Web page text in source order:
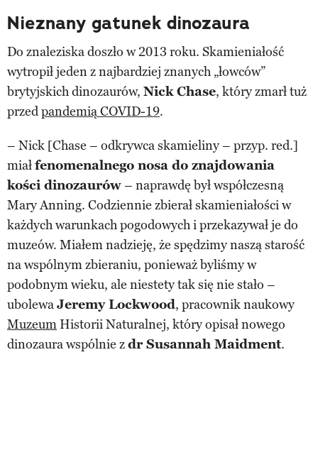
Nieznany gatunek dinozaura
Do znaleziska doszło w 2013 roku. Skamieniałość
wytropił jeden z najbardziej znanych „łowców”
brytyjskich dinozaurów, Nick Chase, który zmarł tuż
przedpandemią COVID-19.
– Nick [Chase – odkrywca skamieliny – przyp. red.]
miałfenomenalnego nosa do znajdowania
kości dinozaurów– naprawdę był współczesną
Mary Anning. Codziennie zbierał skamieniałości w
każdych warunkach pogodowych i przekazywał je do
muzeów. Miałem nadzieję, że spędzimy naszą starość
na wspólnym zbieraniu, ponieważ byliśmy w
podobnym wieku, ale niestety tak się nie stało –
ubolewaJeremy Lockwood, pracownik naukowy
Muzeum Historii Naturalnej, który opisał nowego
dinozaura wspólnie zdr Susannah Maidment.